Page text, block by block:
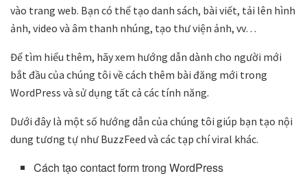
vào trang web. Bạn có thể tạo danh sách, bài viết, tải lên hình
ảnh, video và âm thanh nhúng, tạo thư viện ảnh, vv…
Để tìm hiểu thêm, hãy xem hướng dẫn dành cho người mới
bắt đầu của chúng tôi về cách thêm bài đăng mới trong
WordPress và sử dụng tất cả các tính năng.
Dưới đây là một số hướng dẫn của chúng tôi giúp bạn tạo nội
dung tương tự như BuzzFeed và các tạp chí viral khác.
Cách tạo contact form trong WordPress